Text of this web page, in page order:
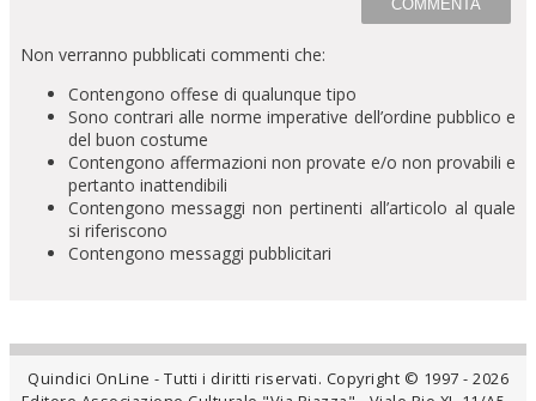
Non verranno pubblicati commenti che:
Contengono offese di qualunque tipo
Sono contrari alle norme imperative dell’ordine pubblico e
del buon costume
Contengono affermazioni non provate e/o non provabili e
pertanto inattendibili
Contengono messaggi non pertinenti all’articolo al quale
si riferiscono
Contengono messaggi pubblicitari
Quindici OnLine - Tutti i diritti riservati. Copyright © 1997 - 2026